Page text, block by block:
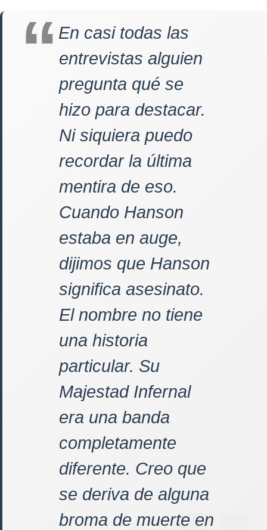
En casi todas las
entrevistas alguien
pregunta qué se
hizo para destacar.
Ni siquiera puedo
recordar la última
mentira de eso.
Cuando Hanson
estaba en auge,
dijimos que Hanson
significa asesinato.
El nombre no tiene
una historia
particular. Su
Majestad Infernal
era una banda
completamente
diferente. Creo que
se deriva de alguna
broma de muerte en